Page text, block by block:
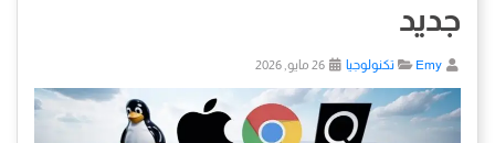
جديد
Emy تكنولوجيا